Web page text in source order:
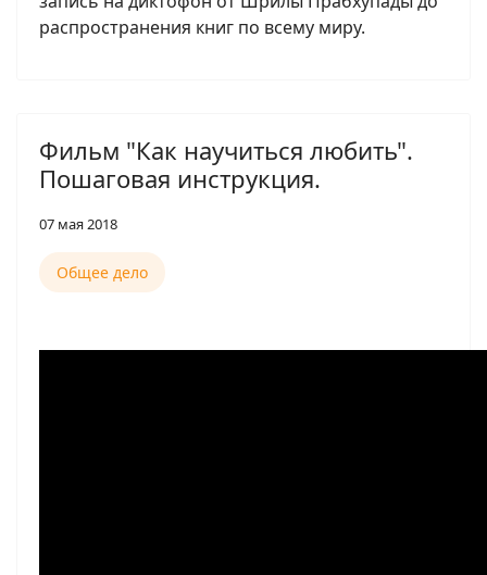
распространения книг по всему миру.
Фильм "Как научиться любить".
Пошаговая инструкция.
07 мая 2018
Общее дело